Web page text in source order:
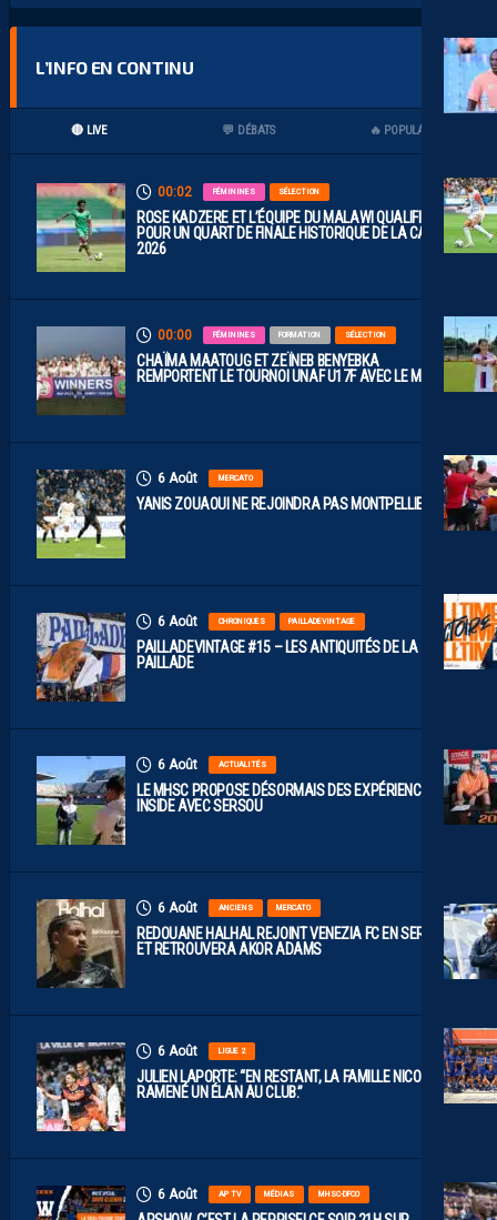
L’INFO EN CONTINU
🔴 LIVE 💬 DÉBATS 🔥 POPULAIRES
00:02 FÉMININES SÉLECTION
ROSE KADZERE ET L’ÉQUIPE DU MALAWI QUALIFIÉES
POUR UN QUART DE FINALE HISTORIQUE DE LA CAN
2026
00:00 FÉMININES FORMATION SÉLECTION
CHAÏMA MAATOUG ET ZEÏNEB BENYEBKA
REMPORTENT LE TOURNOI UNAF U17F AVEC LE MAROC
6 Août MERCATO
YANIS ZOUAOUI NE REJOINDRA PAS MONTPELLIER…
6 Août CHRONIQUES PAILLADEVINTAGE
PAILLADEVINTAGE #15 – LES ANTIQUITÉS DE LA
PAILLADE
6 Août ACTUALITÉS
LE MHSC PROPOSE DÉSORMAIS DES EXPÉRIENCES
INSIDE AVEC SERSOU
6 Août ANCIENS MERCATO
REDOUANE HALHAL REJOINT VENEZIA FC EN SERIE A
ET RETROUVERA AKOR ADAMS
6 Août LIGUE 2
JULIEN LAPORTE: “EN RESTANT, LA FAMILLE NICOLLIN A
RAMENÉ UN ÉLAN AU CLUB.”
6 Août AP TV MÉDIAS MHSC-DFCO